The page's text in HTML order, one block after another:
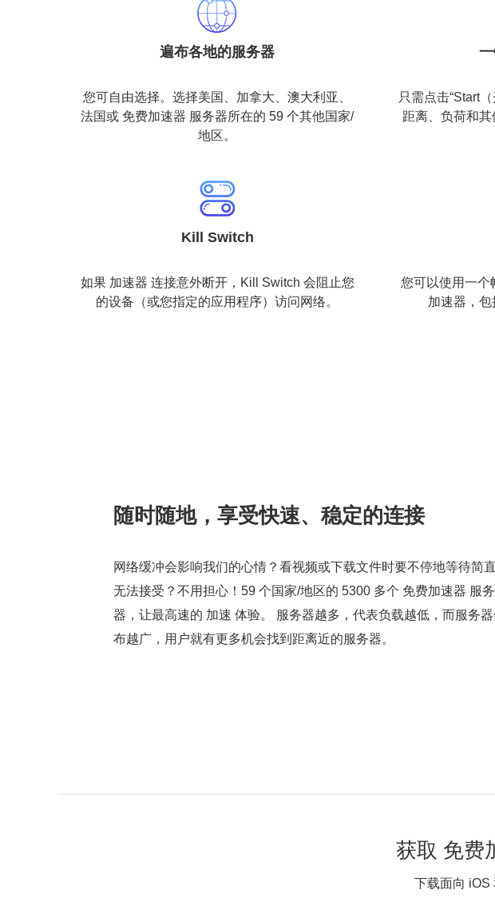
遍布各地的服务器
您可自由选择。选择美国、加拿大、澳大利亚、
法国或 免费加速器 服务器所在的 59 个其他国家/
地区。
只需点击“Start
距离、负荷和
Kill Switch
如果 加速器 连接意外断开，Kill Switch 会阻止您
的设备（或您指定的应用程序）访问网络。
您可以使用一个
加速器，包
随时随地，享受快速、稳定的连接
网络缓冲会影响我们的心情？看视频或下载文件时要不停地等待简直
无法接受？不用担心！59 个国家/地区的 5300 多个 免费加速器 服务
器，让最高速的 加速 体验。 服务器越多，代表负载越低，而服务器
布越广，用户就有更多机会找到距离近的服务器。
获取 免费
下载面向 iOS